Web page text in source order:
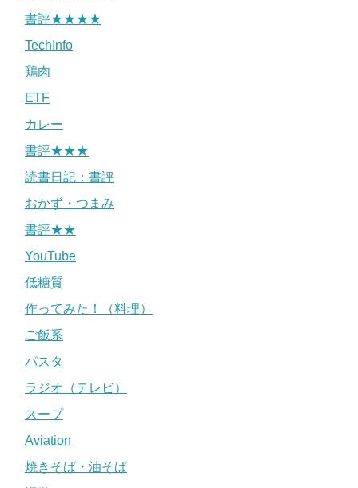
書評★★★★
TechInfo
鶏肉
ETF
カレー
書評★★★
読書日記：書評
おかず・つまみ
書評★★
YouTube
低糖質
作ってみた！（料理）
ご飯系
パスタ
ラジオ（テレビ）
スープ
Aviation
焼きそば・油そば